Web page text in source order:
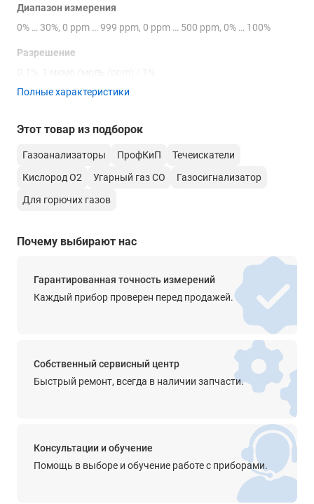
Диапазон измерения
0% … 30%, 0 ppm … 999 ppm, 0 ppm … 500 ppm, 0% … 100%
Разрешение
Сигнализация
сигнализации
есть
Габаритные размеры
120 х 64 х 38 мм
Полные характеристики
Этот товар из подборок
Газоанализаторы ПрофКиП
Течеискатели
Кислород O2
Угарный газ CO
Газосигнализатор
Для горючих газов
Почему выбирают нас
Гарантированная точность измерений
Каждый прибор проверен перед продажей.
Собственный сервисный центр
Быстрый ремонт, всегда в наличии запчасти.
Консультации и обучение
Помощь в выборе и обучение работе с приборами.